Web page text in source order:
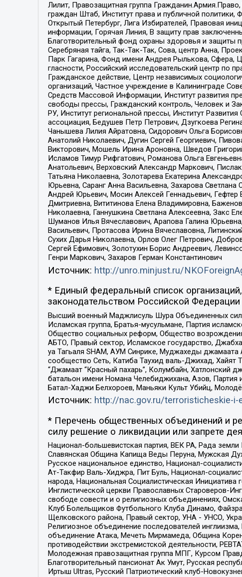
Лилит, Правозащитная группа
граждан Штаб, Институт права и публичной
Открытый Петербург, Лига Избирателей, Правовая
информации, Горячая Линия, В защиту прав
Благотворительный фонд охраны здоровья и защиты
Серебряная тайга, Так-Так-Так, Сова, центр Анна,
Парк Гагарина, Фонд имени Андрея Рылькова, Сфера,
гласности, Российский исследовательский центр по
Гражданское действие, Центр независимых
организаций, Частное учреждение в Калининграде
Средств Массовой Информации, Институт развития
свободы прессы, Гражданский контроль, Человек и
РУ, Институт региональной прессы, Институт
ассоциация, Бедушев Петр Петрович, Дзугкоева
Чанышева Лилия Айратовна, Сидорович Ольга
Анатолий Николаевич, Дугин Сергей Георгиевич,
Викторович, Мошель Ирина Ароновна, Шведов
Исламов Тимур Рифгатович, Романова Ольга
Анатольевич, Верховский Александр Маркович,
Татьяна Николаевна, Золотарева Екатерина
Юрьевна, Саранг Анна Васильевна, Захарова
Андрей Юрьевич, Мосин Алексей Геннадьевич,
Дмитриевна, Вититинова Елена Владимировна,
Николаевна, Ганнушкина Светлана Алексеевна, Закс
Шуманов Илья Вячеславович, Арапова Галина
Васильевич, Протасова Ирина Вячеславовна,
Сухих Дарья Николаевна, Орлов Олег Петрович,
Сергей Ефимович, Золотухин Борис Андреевич,
Генри Маркович, Захаров Герман Константинович
Источник: http://unro.minjust.ru/
* Единый федеральный список
законодательством Российской Федерации
Высший военный Маджлисуль Шура Объединенных сил
Исламская группа, Братья-мусульмане, Партия
Общество социальных реформ, Общество
АБТО, Правый сектор, Исламское государство,
уа Тагьаля SHAM, АУМ Синрике, Муджахеды
сообщество Сеть, Катиба Таухид валь-Джихад, Хайят
“Джамаат “Красный пахарь”, Колумбайн, Хатлонский
батальон имени Номана Челебиджихана, Азов,
Батал-Хаджи Белхороев, Маньяки Культ Убийц,
Источник: http://nac.gov.ru/terroristicheskie-
* Перечень общественных объединений и
силу решение о ликвидации или запрете
Национал-большевистская партия, ВЕК РА, Рада
Славянская Община Капища Веды Перуна, Мужская
Русское национальное единство, Национал-
Ат-Такфир Валь-Хиджра, Пит Буль, Национал-
народа, Национальная Социалистическая
Инглистической церкви Православных Староверов-
свободе совести и о религиозных объединениях,
Клуб Болельщиков Футбольного Клуба Динамо,
Щелковского района, Правый сектор, УНА - УНСО,
Религиозное объединение последователей
объединение Атака, Мечеть Мирмамеда, Община
противодействии экстремистской деятельности,
Молодежная правозащитная группа МПГ, Курсом
Благотворительный пансионат Ак Умут, Русская
Иртыш Ultras, Русский Патриотический клуб-